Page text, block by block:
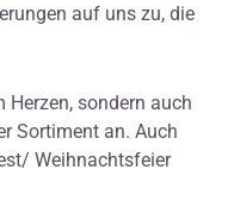
auf uns zu, die
sondern auch
Sortiment an. Auch
Weihnachtsfeier